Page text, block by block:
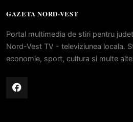
GAZETA NORD-VEST
Portal multimedia de stiri pentru
Nord-Vest TV - televiziunea locala.
economie, sport, cultura si multe